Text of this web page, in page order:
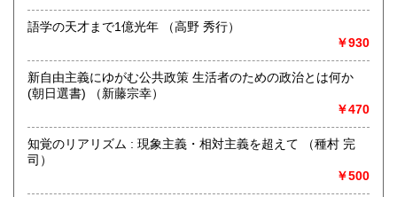
不死鳥BOOKSでは、書籍だけでなくCD、DVD、レコード、
ゲーム、おもちゃ、骨董品まであらゆるものの買い取りがで
きます。店主が、日本全国買取にお伺いいたします。お気軽
取り扱い分野
国書、サブカルチャー、古書一般（その他）
オールジャンル
語学の天才まで1億光年 （高野 秀行）
￥930
新自由主義にゆがむ公共政策 生活者のための政治とは何か
(朝日選書) （新藤宗幸）
￥470
知覚のリアリズム : 現象主義・相対主義を超えて （種村 完
司）
￥500